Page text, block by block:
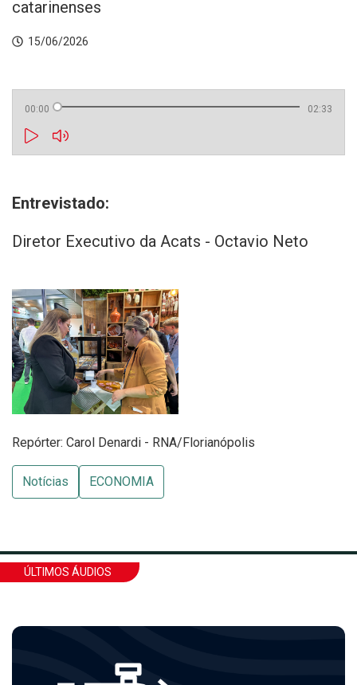
catarinenses
15/06/2026
00:00 02:33
Entrevistado:
Diretor Executivo da Acats - Octavio Neto
Repórter: Carol Denardi - RNA/Florianópolis
Notícias ECONOMIA
ÚLTIMOS ÁUDIOS